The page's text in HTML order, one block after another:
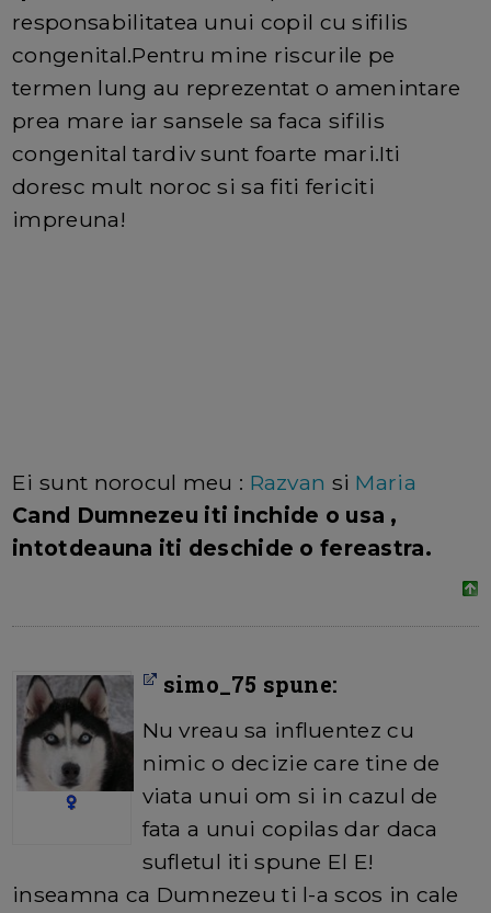
responsabilitatea unui copil cu sifilis
congenital.Pentru mine riscurile pe
termen lung au reprezentat o amenintare
prea mare iar sansele sa faca sifilis
congenital tardiv sunt foarte mari.Iti
doresc mult noroc si sa fiti fericiti
impreuna!
Ei sunt norocul meu : Razvan si Maria
Cand Dumnezeu iti inchide o usa ,
intotdeauna iti deschide o fereastra.
simo_75 spune:
Nu vreau sa influentez cu
nimic o decizie care tine de
viata unui om si in cazul de
fata a unui copilas dar daca
sufletul iti spune El E!
inseamna ca Dumnezeu ti l-a scos in cale